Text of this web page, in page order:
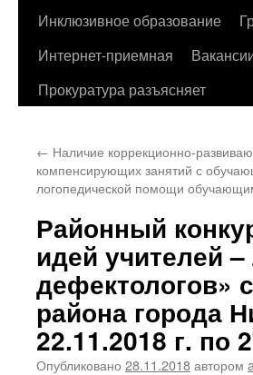
содержимому
Инклюзивное образование
Интернет-приемная
Прокуратура разъясняет
← Наличие коррекционно-
компенсирующих занятий с
логопедической помощи
Районный
идей учителей
дефектологов»
района города
22.11.2018 г. по
Опубликовано 28.11.2018автором